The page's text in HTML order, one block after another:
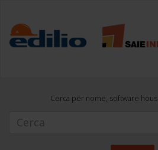
Cerca per nome, software